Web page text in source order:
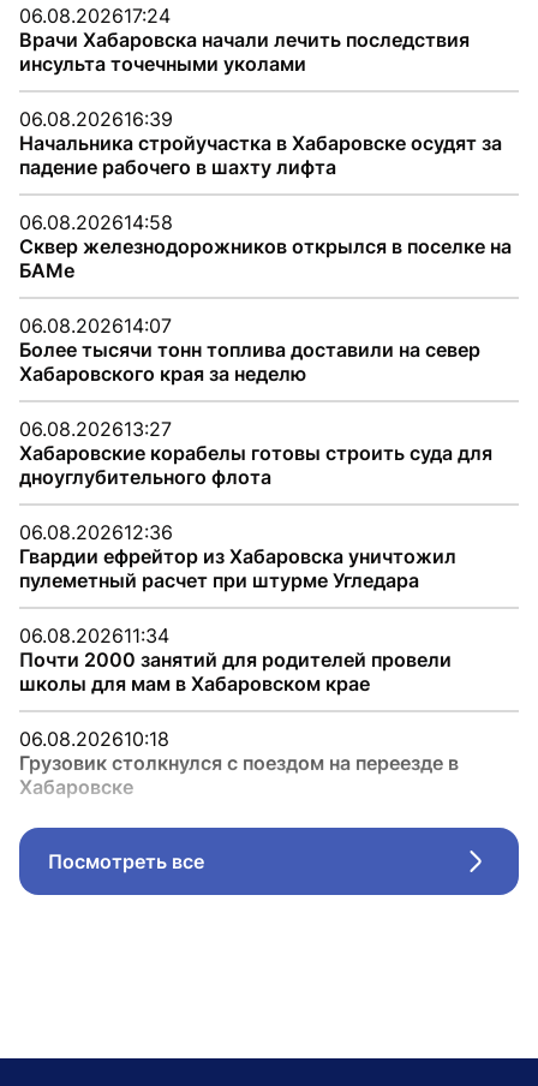
06.08.202617:24
Врачи Хабаровска начали лечить последствия
инсульта точечными уколами
06.08.202616:39
Начальника стройучастка в Хабаровске осудят за
падение рабочего в шахту лифта
06.08.202614:58
Сквер железнодорожников открылся в поселке на
БАМе
06.08.202614:07
Более тысячи тонн топлива доставили на север
Хабаровского края за неделю
06.08.202613:27
Хабаровские корабелы готовы строить суда для
дноуглубительного флота
06.08.202612:36
Гвардии ефрейтор из Хабаровска уничтожил
пулеметный расчет при штурме Угледара
06.08.202611:34
Почти 2000 занятий для родителей провели
школы для мам в Хабаровском крае
06.08.202610:18
Грузовик столкнулся с поездом на переезде в
Хабаровске
Посмотреть все